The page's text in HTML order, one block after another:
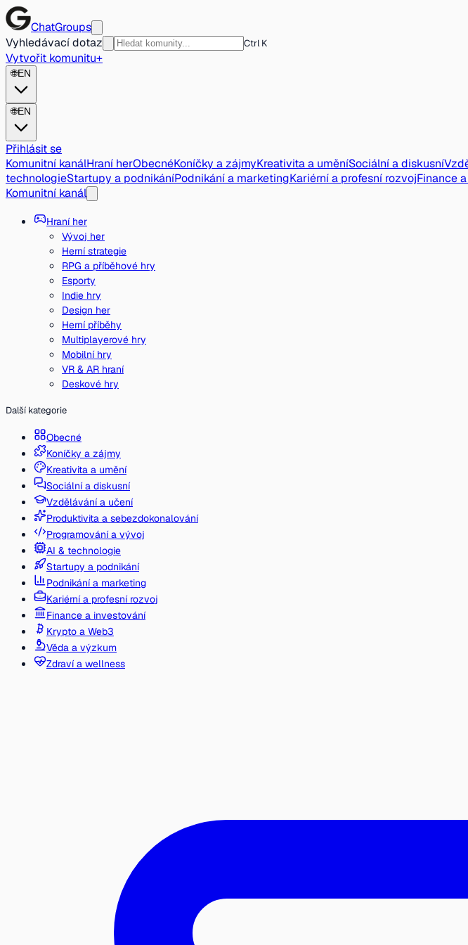
ChatGroups
Vyhledávací dotaz
Ctrl K
Vytvořit komunitu+
🌐EN
🌐EN
Přihlásit se
Komunitní kanálHraní herObecnéKoníčky a zájmyKreativita a uměníSociální a diskusní
technologieStartupy a podnikáníPodnikání a marketingKariérní a profesní rozvojFinance
Komunitní kanál
Hraní her
Vývoj her
Herní strategie
RPG a příběhové hry
Esporty
Indie hry
Design her
Herní příběhy
Multiplayerové hry
Mobilní hry
VR & AR hraní
Deskové hry
Další kategorie
Obecné
Koníčky a zájmy
Kreativita a umění
Sociální a diskusní
Vzdělávání a učení
Produktivita a sebezdokonalování
Programování a vývoj
AI & technologie
Startupy a podnikání
Podnikání a marketing
Kariérní a profesní rozvoj
Finance a investování
Krypto a Web3
Věda a výzkum
Zdraví a wellness